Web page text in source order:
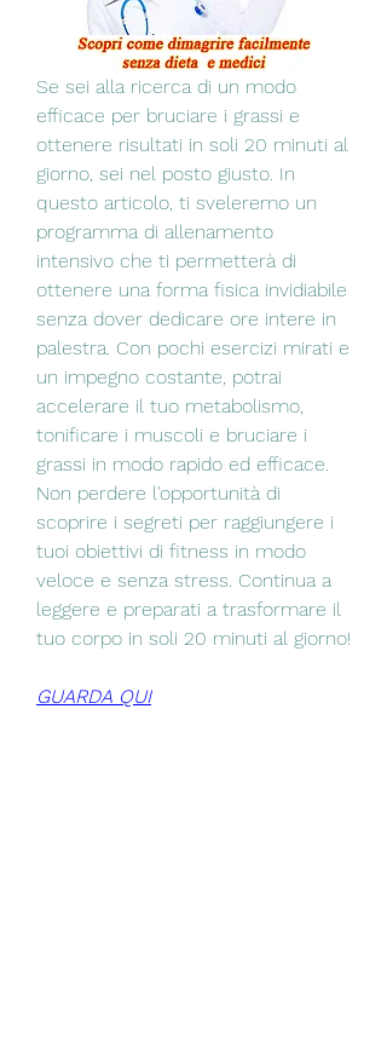
Se sei alla ricerca di un modo
efficace per bruciare i grassi e
ottenere risultati in soli 20 minuti al
giorno, sei nel posto giusto. In
questo articolo, ti sveleremo un
programma di allenamento
intensivo che ti permetterà di
ottenere una forma fisica invidiabile
senza dover dedicare ore intere in
palestra. Con pochi esercizi mirati e
un impegno costante, potrai
accelerare il tuo metabolismo,
tonificare i muscoli e bruciare i
grassi in modo rapido ed efficace.
Non perdere l'opportunità di
scoprire i segreti per raggiungere i
tuoi obiettivi di fitness in modo
veloce e senza stress. Continua a
leggere e preparati a trasformare il
tuo corpo in soli 20 minuti al giorno!
GUARDA QUI